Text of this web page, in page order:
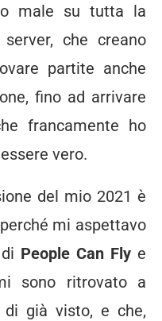
male su tutta la
che creano
partite anche
fino ad arrivare
francamente ho
vero.
del mio 2021 è
mi aspettavo
People Can Fly e
sono ritrovato a
di già visto, e che,